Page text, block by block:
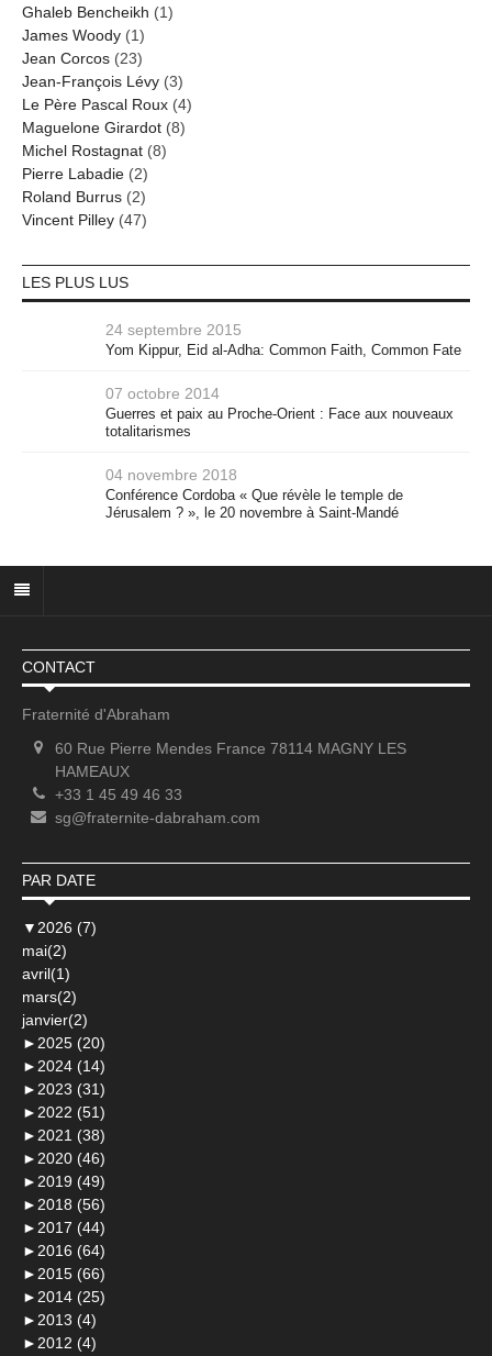
Ghaleb Bencheikh (1)
James Woody (1)
Jean Corcos (23)
Jean-François Lévy (3)
Le Père Pascal Roux (4)
Maguelone Girardot (8)
Michel Rostagnat (8)
Pierre Labadie (2)
Roland Burrus (2)
Vincent Pilley (47)
LES PLUS LUS
24 septembre 2015
Yom Kippur, Eid al-Adha: Common Faith, Common Fate
07 octobre 2014
Guerres et paix au Proche-Orient : Face aux nouveaux
totalitarismes
04 novembre 2018
Conférence Cordoba « Que révèle le temple de
Jérusalem ? », le 20 novembre à Saint-Mandé
CONTACT
Fraternité d'Abraham
60 Rue Pierre Mendes France 78114 MAGNY LES
HAMEAUX
+33 1 45 49 46 33
sg@fraternite-dabraham.com
PAR DATE
▼ 2026 (7)
mai(2)
avril(1)
mars(2)
janvier(2)
► 2025 (20)
► 2024 (14)
► 2023 (31)
► 2022 (51)
► 2021 (38)
► 2020 (46)
► 2019 (49)
► 2018 (56)
► 2017 (44)
► 2016 (64)
► 2015 (66)
► 2014 (25)
► 2013 (4)
► 2012 (4)